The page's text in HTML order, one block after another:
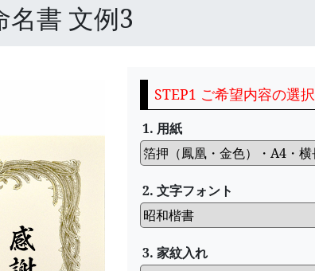
名書 文例3
STEP1 ご希望内容の選択
1. 用紙
2. 文字フォント
3. 家紋入れ